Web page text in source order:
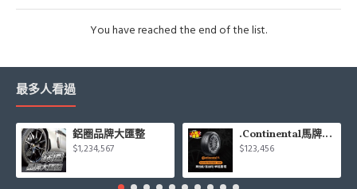
You have reached the end of the list.
最多人看過
鋁圈品牌大匯整
$1,234,567
.Continental馬牌CCK輪胎特價專區
$123,456